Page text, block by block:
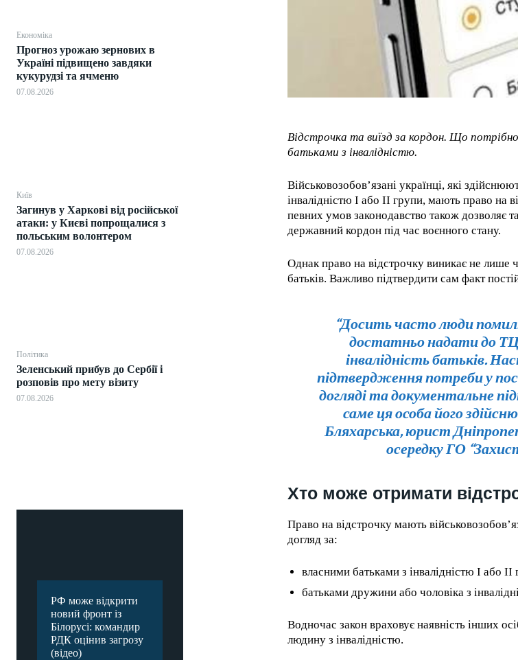
Економіка
Прогноз урожаю зернових в
Україні підвищено завдяки
кукурудзі та ячменю
07.08.2026
Київ
Загинув у Харкові від російської
атаки: у Києві попрощалися з
польським волонтером
07.08.2026
Політика
Зеленський прибув до Сербії і
розповів про мету візиту
07.08.2026
РФ може відкрити
новий фронт із
Білорусі: командир
РДК оцінив загрозу
(відео)
Відстрочка та виїзд за кордон. Що
батьками з інвалідністю.
Військовозобов’язані українці, які
інвалідністю I або II групи, мають право на
певних умов законодавство також дозволяє
державний кордон під час воєнного стану.
Однак право на відстрочку виникає не лише
батьків. Важливо підтвердити сам факт
“Досить часто люди
достатньо надати до
інвалідність батьків.
підтвердження потреби у
догляді та документальне
саме ця особа його
Бляхарська, юрист
осередку ГО
Хто може отримати
Право на відстрочку мають
догляд за:
власними батьками з інвалідністю I або II
батьками дружини або чоловіка з
Водночас закон враховує наявність інших
людину з інвалідністю.